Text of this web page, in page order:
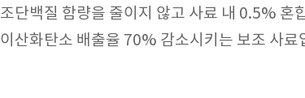
조단백질 함량을 줄이지 않고 사료 내 0.5% 혼
이산화탄소 배출율 70% 감소시키는 보조 사료